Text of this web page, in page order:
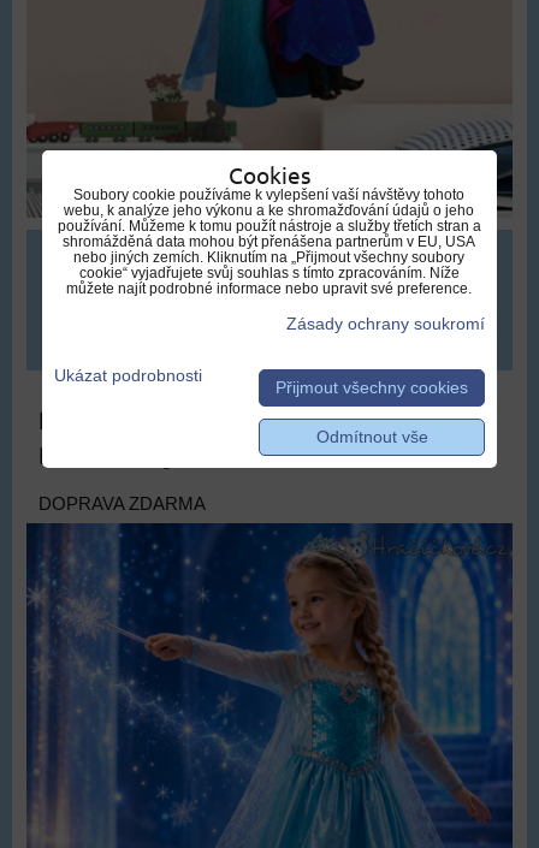
309 Kč
Krásné šaty Elza Ledové království |
Dětské šaty Frozen Elsa
DOPRAVA ZDARMA
Cookies
Soubory cookie používáme k vylepšení vaší návštěvy tohoto
webu, k analýze jeho výkonu a ke shromažďování údajů o jeho
používání. Můžeme k tomu použít nástroje a služby třetích stran a
shromážděná data mohou být přenášena partnerům v EU, USA
nebo jiných zemích. Kliknutím na „Přijmout všechny soubory
cookie“ vyjadřujete svůj souhlas s tímto zpracováním. Níže
můžete najít podrobné informace nebo upravit své preference.
Zásady ochrany soukromí
Ukázat podrobnosti
Přijmout všechny cookies
Odmítnout vše